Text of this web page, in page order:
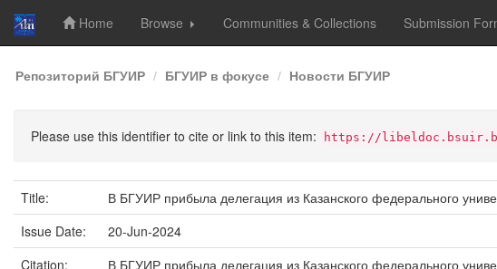
Skip
navigation
Home Browse Communities & Collections Submission
Репозиторий БГУИР БГУИР в фокусе Новости БГУИР
Please use this identifier to cite or link to this item: https://
Title:
В БГУИР прибыла делегация из Казанского федерального
Issue Date:
20-Jun-2024
Citation:
В БГУИР прибыла делегация из Казанского федерального